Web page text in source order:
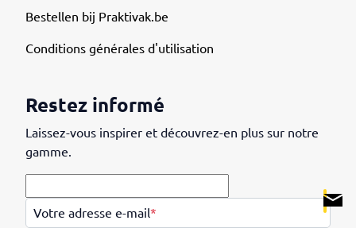
Bestellen bij Praktivak.be
Conditions générales d'utilisation
Restez informé
Laissez-vous inspirer et découvrez-en plus sur notre
gamme.
Votre adresse e-mail*
.